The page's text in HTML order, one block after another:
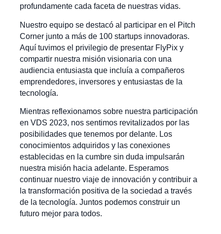
profundamente cada faceta de nuestras vidas.
Nuestro equipo se destacó al participar en el Pitch
Corner junto a más de 100 startups innovadoras.
Aquí tuvimos el privilegio de presentar FlyPix y
compartir nuestra misión visionaria con una
audiencia entusiasta que incluía a compañeros
emprendedores, inversores y entusiastas de la
tecnología.
Mientras reflexionamos sobre nuestra participación
en VDS 2023, nos sentimos revitalizados por las
posibilidades que tenemos por delante. Los
conocimientos adquiridos y las conexiones
establecidas en la cumbre sin duda impulsarán
nuestra misión hacia adelante. Esperamos
continuar nuestro viaje de innovación y contribuir a
la transformación positiva de la sociedad a través
de la tecnología. Juntos podemos construir un
futuro mejor para todos.